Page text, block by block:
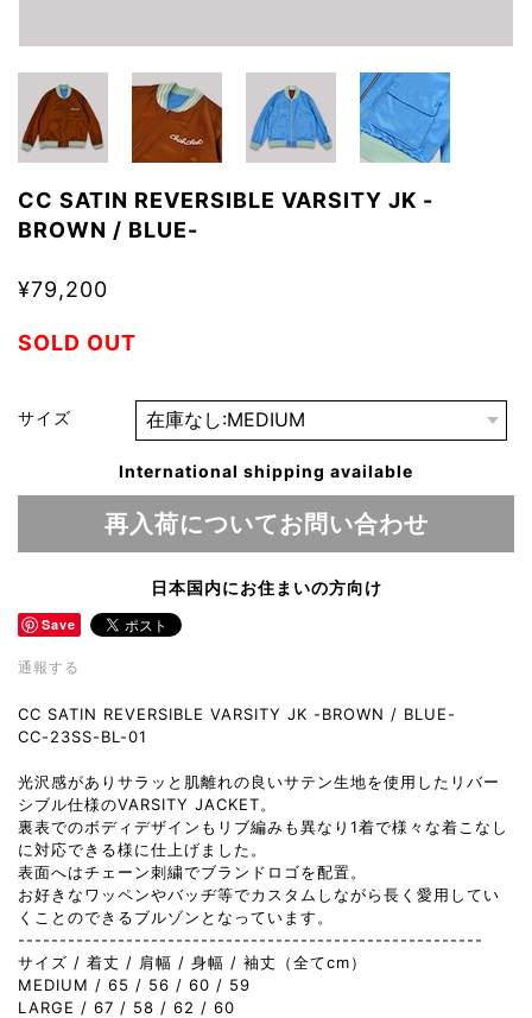
CC SATIN REVERSIBLE VARSITY JK -
BROWN / BLUE-
¥79,200
SOLD OUT
サイズ
International shipping available
再入荷についてお問い合わせ
日本国内にお住まいの方向け
Save
通報する
CC SATIN REVERSIBLE VARSITY JK -BROWN / BLUE-
CC-23SS-BL-01
光沢感がありサラッと肌離れの良いサテン生地を使用したリバー
シブル仕様のVARSITY JACKET。
裏表でのボディデザインもリブ編みも異なり1着で様々な着こなし
に対応できる様に仕上げました。
表面へはチェーン刺繍でブランドロゴを配置。
お好きなワッペンやバッヂ等でカスタムしながら長く愛用してい
くことのできるブルゾンとなっています。
--------------------------------------------------------
サイズ / 着丈 / 肩幅 / 身幅 / 袖丈（全てcm）
MEDIUM / 65 / 56 / 60 / 59
LARGE / 67 / 58 / 62 / 60